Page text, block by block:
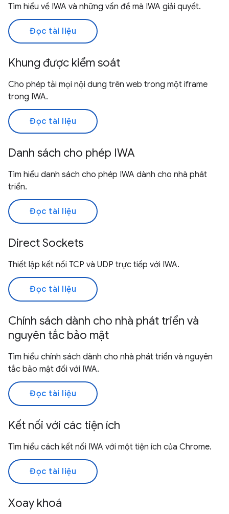
Tìm hiểu về IWA và những vấn đề mà IWA giải quyết.
Đọc tài liệu
Khung được kiểm soát
Cho phép tải mọi nội dung trên web trong một iframe
trong IWA.
Đọc tài liệu
Danh sách cho phép IWA
Tìm hiểu danh sách cho phép IWA dành cho nhà phát
triển.
Đọc tài liệu
Direct Sockets
Thiết lập kết nối TCP và UDP trực tiếp với IWA.
Đọc tài liệu
Chính sách dành cho nhà phát triển và
nguyên tắc bảo mật
Tìm hiểu chính sách dành cho nhà phát triển và nguyên
tắc bảo mật đối với IWA.
Đọc tài liệu
Kết nối với các tiện ích
Tìm hiểu cách kết nối IWA với một tiện ích của Chrome.
Đọc tài liệu
Xoay khoá